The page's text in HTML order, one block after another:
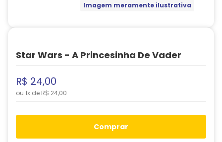
Imagem meramente ilustrativa
Star Wars - A Princesinha De Vader
R$ 24,00
ou 1x de R$ 24,00
comprar